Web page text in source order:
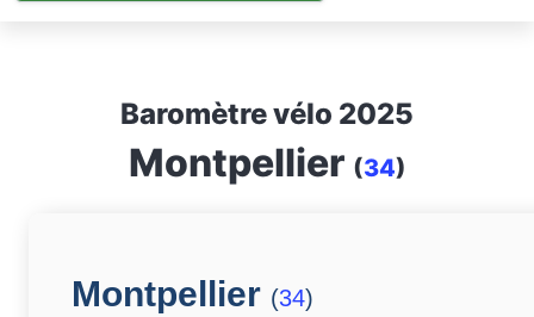
Baromètre vélo 2025
Montpellier (34)
Montpellier (34)